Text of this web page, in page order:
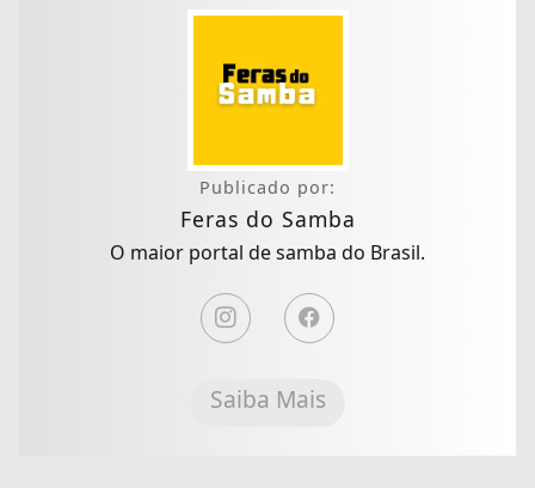
Publicado por:
Feras do Samba
O maior portal de samba do Brasil.
Saiba Mais